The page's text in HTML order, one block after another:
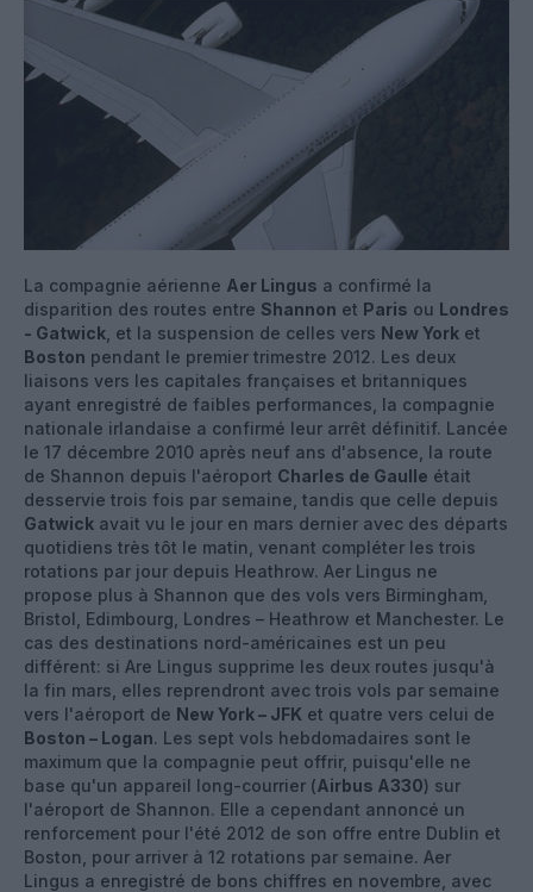
La compagnie aérienne Aer Lingus a confirmé la
disparition des routes entre Shannon et Paris ou Londres
- Gatwick , et la suspension de celles vers New York et
Boston pendant le premier trimestre 2012. Les deux
liaisons vers les capitales françaises et britanniques
ayant enregistré de faibles performances, la compagnie
nationale irlandaise a confirmé leur arrêt définitif. Lancée
le 17 décembre 2010 après neuf ans d'absence, la route
de Shannon depuis l'aéroport Charles de Gaulle était
desservie trois fois par semaine, tandis que celle depuis
Gatwick avait vu le jour en mars dernier avec des départs
quotidiens très tôt le matin, venant compléter les trois
rotations par jour depuis Heathrow. Aer Lingus ne
propose plus à Shannon que des vols vers Birmingham,
Bristol, Edimbourg, Londres – Heathrow et Manchester. Le
cas des destinations nord-américaines est un peu
différent: si Are Lingus supprime les deux routes jusqu'à
la fin mars, elles reprendront avec trois vols par semaine
vers l'aéroport de New York – JFK et quatre vers celui de
Boston – Logan. Les sept vols hebdomadaires sont le
maximum que la compagnie peut offrir, puisqu'elle ne
base qu'un appareil long-courrier (Airbus A330) sur
l'aéroport de Shannon. Elle a cependant annoncé un
renforcement pour l'été 2012 de son offre entre Dublin et
Boston, pour arriver à 12 rotations par semaine. Aer
Lingus a enregistré de bons chiffres en novembre, avec